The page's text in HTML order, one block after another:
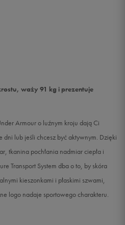
waży 91 kg i prezentuje
Armour o luźnym kroju dają Ci
dni lub jeśli chcesz być aktywnym. Dzięki
tkanina pochłania nadmiar ciepła i
Transport System dba o to, by skóra
kieszonkami i płaskimi szwami,
logo nadaje sportowego charakteru.